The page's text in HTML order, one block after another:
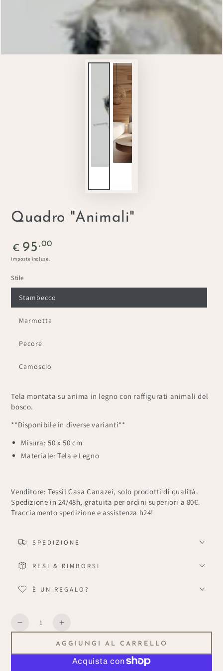
Quadro "Animali"
Prezzo
regolare
€ 95 ,00
Imposte incluse.
Stile
Stambecco
Marmotta
Pecore
Camoscio
Tela montata su anima in legno con raffigurati animali del
bosco.
**Disponibile in diverse varianti**
Misura: 50 x 50 cm
Materiale: Tela e Legno
Venditore: Tessil Casa Canazei, solo prodotti di qualità.
Spedizione in 24/48h, gratuita per ordini superiori a 80€.
Tracciamento spedizione e assistenza h24!
SPEDIZIONE
RESI & RIMBORSI
È UN REGALO?
Quantità
DiminuisceAumenta
quantità
per
Quadro
AGGIUNGI AL CARRELLO